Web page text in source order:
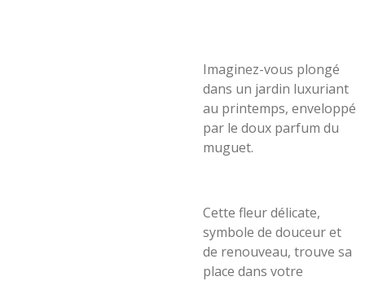
Imaginez-vous plongé
dans un jardin luxuriant
au printemps, enveloppé
par le doux parfum du
muguet.
Cette fleur délicate,
symbole de douceur et
de renouveau, trouve sa
place dans votre